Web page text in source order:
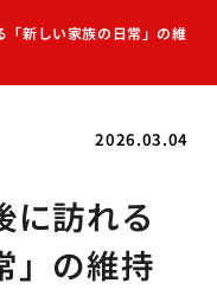
「新しい家族の日常」の維
2026.03.04
に訪れる
」の維持